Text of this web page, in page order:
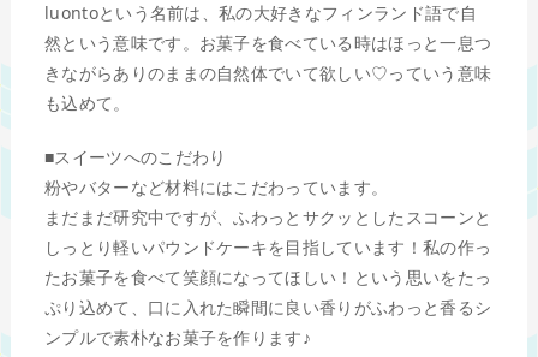
luontoという名前は、私の大好きなフィンランド語で自
然という意味です。お菓子を食べている時はほっと一息つ
きながらありのままの自然体でいて欲しい♡っていう意味
も込めて。
■スイーツへのこだわり
粉やバターなど材料にはこだわっています。
まだまだ研究中ですが、ふわっとサクッとしたスコーンと
しっとり軽いパウンドケーキを目指しています！私の作っ
たお菓子を食べて笑顔になってほしい！という思いをたっ
ぷり込めて、口に入れた瞬間に良い香りがふわっと香るシ
ンプルで素朴なお菓子を作ります♪